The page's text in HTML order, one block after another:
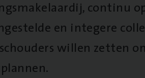
continu
en integere
willen zetten